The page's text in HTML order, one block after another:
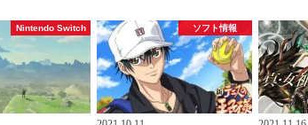
Nintendo Switch ソフト情報